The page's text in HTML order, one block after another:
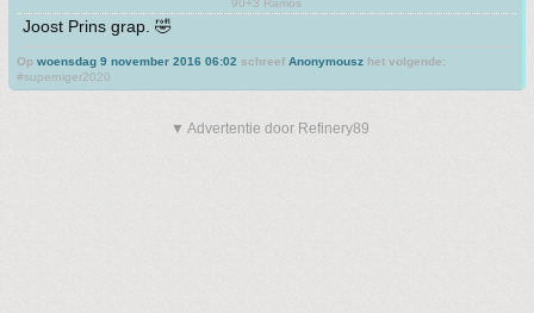
90+3 Ramos
Joost Prins grap. 🤣
Op woensdag 9 november 2016 06:02 schreef Anonymousz het volgende:
#superniger2020
▼ Advertentie door Refinery89